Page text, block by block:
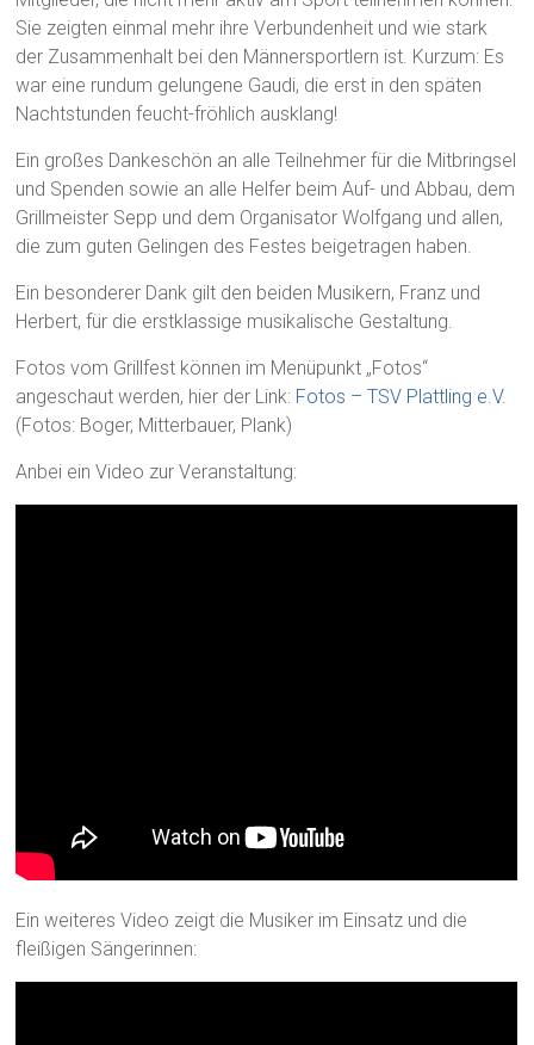
Sie zeigten einmal mehr ihre Verbundenheit und wie stark
der Zusammenhalt bei den Männersportlern ist. Kurzum: Es
war eine rundum gelungene Gaudi, die erst in den späten
Nachtstunden feucht-fröhlich ausklang!
Ein großes Dankeschön an alle Teilnehmer für die Mitbringsel
und Spenden sowie an alle Helfer beim Auf- und Abbau, dem
Grillmeister Sepp und dem Organisator Wolfgang und allen,
die zum guten Gelingen des Festes beigetragen haben.
Ein besonderer Dank gilt den beiden Musikern, Franz und
Herbert, für die erstklassige musikalische Gestaltung.
Fotos vom Grillfest können im Menüpunkt „Fotos“
angeschaut werden, hier der Link: Fotos – TSV Plattling e.V.
(Fotos: Boger, Mitterbauer, Plank)
Anbei ein Video zur Veranstaltung:
Ein weiteres Video zeigt die Musiker im Einsatz und die
fleißigen Sängerinnen: